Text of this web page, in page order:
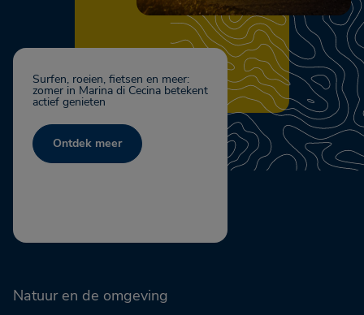
Surfen, roeien, fietsen en meer:
zomer in Marina di Cecina betekent
actief genieten
Ontdek meer
Natuur en de omgeving